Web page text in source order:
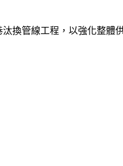
換管線工程，以強化整體